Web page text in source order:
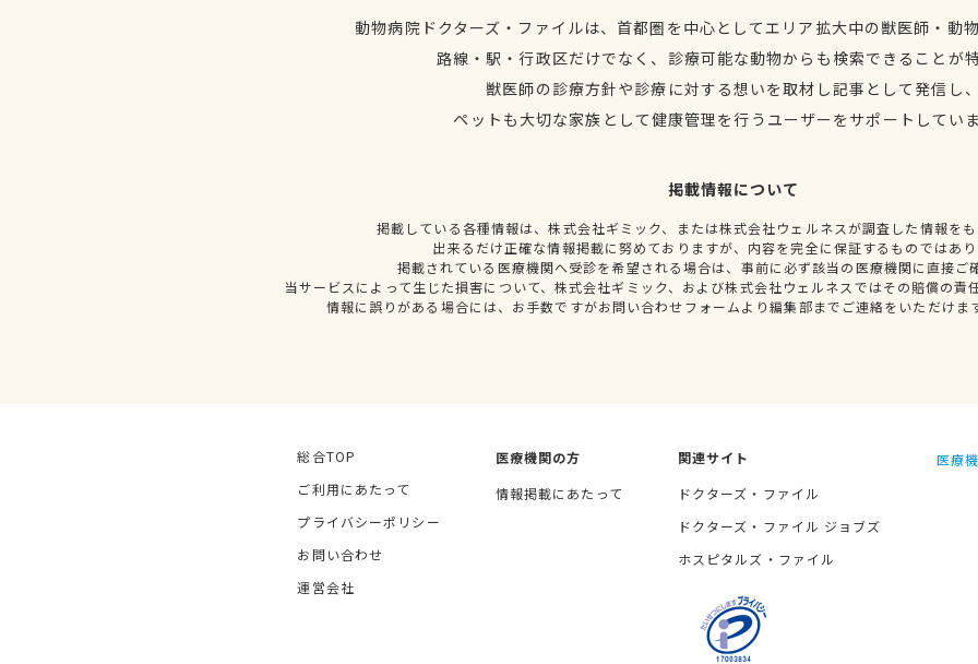
動物病院ドクターズ・ファイルは、首都圏を中心としてエリア拡大中の獣医師・動
路線・駅・行政区だけでなく、診療可能な動物からも検索できることが
獣医師の診療方針や診療に対する想いを取材し記事として発信し
ペットも大切な家族として健康管理を行うユーザーをサポートしてい
掲載情報について
掲載している各種情報は、株式会社ギミック、または株式会社ウェルネスが調査した情報を
出来るだけ正確な情報掲載に努めておりますが、内容を完全に保証するものではあ
掲載されている医療機関へ受診を希望される場合は、事前に必ず該当の医療機関に直接ご
当サービスによって生じた損害について、株式会社ギミック、および株式会社ウェルネスではその賠償の責
情報に誤りがある場合には、お手数ですがお問い合わせフォームより編集部までご連絡をいただけま
総合TOP
ご利用にあたって
プライバシーポリシー
お問い合わせ
運営会社
医療機関の方
情報掲載にあたって
関連サイト
ドクターズ・ファイル
ドクターズ・ファイル ジョブズ
ホスピタルズ・ファイル
医療